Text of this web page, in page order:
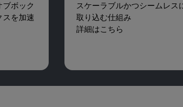
ボック
スを加速
スケーラブルかつシームレス
取り込む仕組み
詳細はこちら